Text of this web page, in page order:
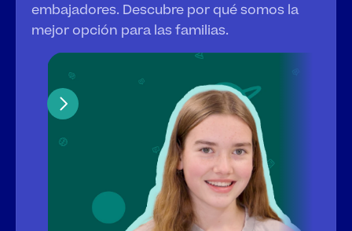
embajadores. Descubre por qué somos la
mejor opción para las familias.